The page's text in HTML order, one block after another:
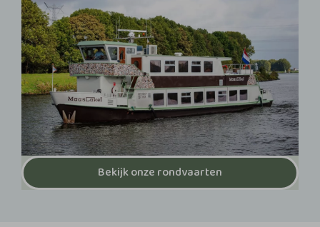
Bekijk onze rondvaarten